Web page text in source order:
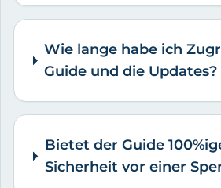
Wie lange habe ich
Guide und die Updates?
Bietet der Guide
Sicherheit vor einer